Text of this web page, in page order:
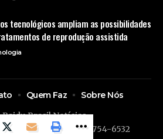
tecnológicos ampliam as possibilidades
de reprodução assistida
Brasil Notícias -
- tel.(11)91754-6532
Quem Faz Sobre Nós